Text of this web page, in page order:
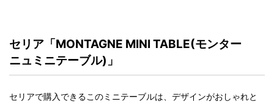
セリア「MONTAGNE MINI TABLE(モンター
ニュミニテーブル)」
セリアで購入できるこのミニテーブルは、デザインがおしゃれと